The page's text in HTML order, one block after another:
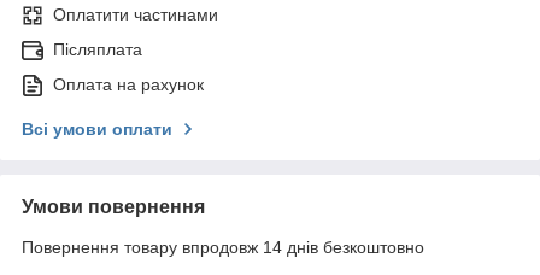
Оплатити частинами
Післяплата
Оплата на рахунок
Всі умови оплати
Умови повернення
Повернення товару впродовж 14 днів безкоштовно